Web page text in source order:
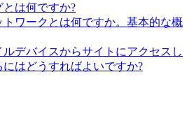
とは何ですか?
トワークとは何ですか。基本的な概
デバイスからサイトにアクセスし
はどうすればよいですか?